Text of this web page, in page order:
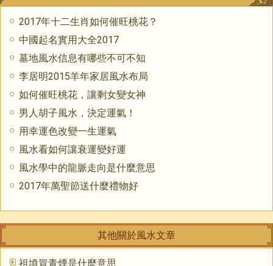
2017年十二生肖如何催旺桃花？
中國起名實用大全2017
墓地風水信息有哪些不可不知
李居明2015羊年家居風水布局
如何催旺桃花，讓剩女變女神
男人胡子風水，決定運氣！
用幸運色改變一生運氣
風水看如何讓衰運變好運
風水學中的龍脈走向是什麼意思
2017年萬聖節送什麼禮物好
其他關於風水文章
祖墳冒青煙是什麼意思